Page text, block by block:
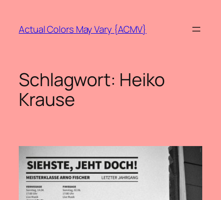
springen
Actual Colors May Vary {ACMV}
Schlagwort: Heiko
Krause